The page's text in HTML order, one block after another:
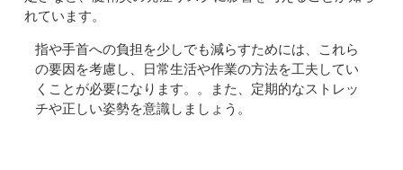
れています。
指や手首への負担を少しでも減らすためには、これら
の要因を考慮し、日常生活や作業の方法を工夫してい
くことが必要になります。。また、定期的なストレッ
チや正しい姿勢を意識しましょう。